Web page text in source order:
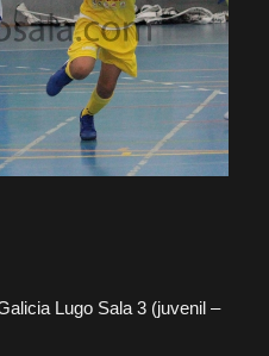
Lugo Sala 3 (juvenil –